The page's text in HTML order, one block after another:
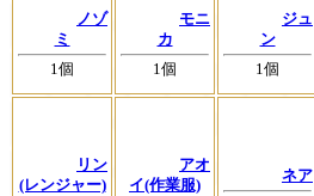
ノゾ
ミ
1個
モニ
カ
1個
ジュ
ン
1個
リン
(レンジャー)
アオ
イ(作業服)
ネア